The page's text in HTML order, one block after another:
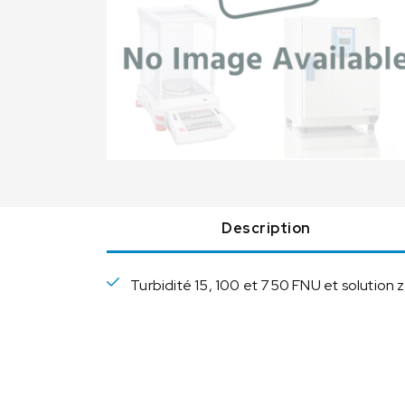
Description
Turbidité 15, 100 et 750 FNU et solution